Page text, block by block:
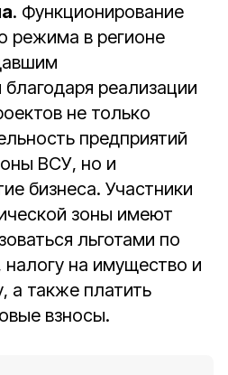
. Функционирование
режима в регионе
реализации
не только
предприятий
ВСУ, но и
бизнеса. Участники
зоны имеют
льготами по
налогу на имущество и
а также платить
взносы.